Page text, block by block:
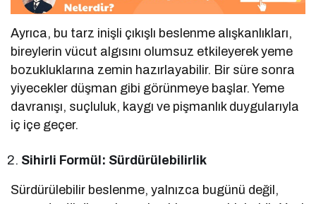
Ayrıca, bu tarz inişli çıkışlı beslenme alışkanlıkları,
bireylerin vücut algısını olumsuz etkileyerek yeme
bozukluklarına zemin hazırlayabilir. Bir süre sonra
yiyecekler düşman gibi görünmeye başlar. Yeme
davranışı, suçluluk, kaygı ve pişmanlık duygularıyla
iç içe geçer.
Sihirli Formül: Sürdürülebilirlik
Sürdürülebilir beslenme, yalnızca bugünü değil,